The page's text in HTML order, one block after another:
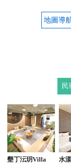
我們從香港
單人250$
特別的場
下還可以
地圖導
民
墾丁沄玥Villa 水